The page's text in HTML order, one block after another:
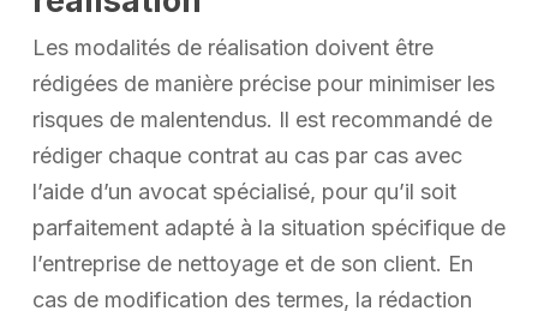
Les modalités de réalisation doivent être
rédigées de manière précise pour minimiser les
risques de malentendus. Il est recommandé de
rédiger chaque contrat au cas par cas avec
l’aide d’un avocat spécialisé, pour qu’il soit
parfaitement adapté à la situation spécifique de
l’entreprise de nettoyage et de son client. En
cas de modification des termes, la rédaction